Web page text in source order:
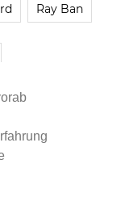
Ray Ban
Madden
Zara